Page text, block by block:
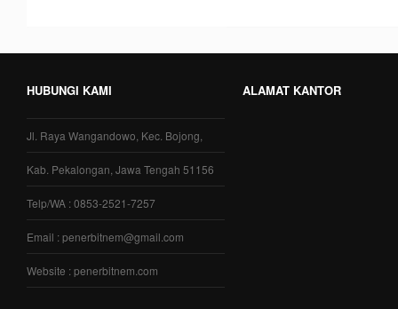
HUBUNGI KAMI
Jl. Raya Wangandowo, Kec. Bojong,
Kab. Pekalongan, Jawa Tengah 51156
Telp/WA : 0853-2521-7257
Email : penerbitnem@gmail.com
Website : penerbitnem.com
ALAMAT KANTOR